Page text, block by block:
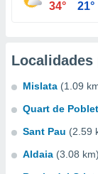
34° 21°
Mislata (1.09
Quart de Poblet
Sant Pau (2.59
Aldaia (3.08 km)